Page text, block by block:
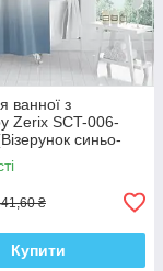
ванної з
Zerix SCT-006-
синьо-
₴
Купити